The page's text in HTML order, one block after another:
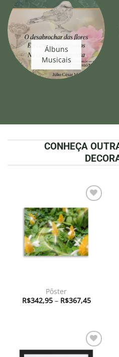
Álbuns
Musicais
CONHEÇA
Adicionar
à lista de
desejos
Pôster
R$342,95 – R$367,45Faixa
de
R$367,45
Adicionar